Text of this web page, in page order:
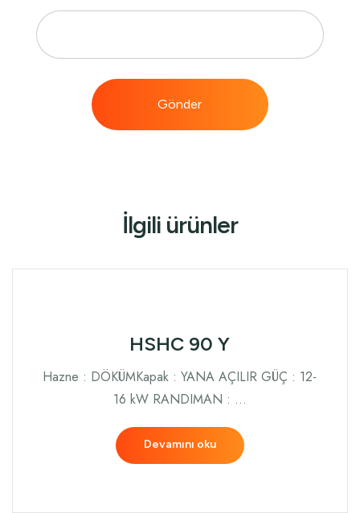
İlgili ürünler
HSHC 90 Y
Hazne : DÖKÜMKapak : YANA AÇILIR GÜÇ : 12-
16 kW RANDIMAN : …
Devamını oku